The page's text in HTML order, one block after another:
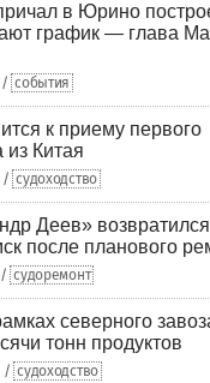
в Юрино
график — глава
/ события
к приему первого
из Китая
/ судоходство
Деев»
после планового
/ судоремонт
северного
тонн продуктов
/ судоходство